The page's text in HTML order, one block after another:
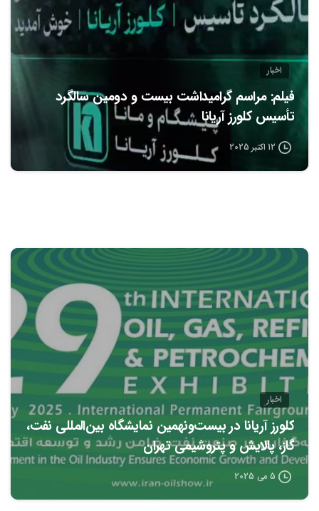
اخبار
فیلم: مراسم گرامیداشت بیست و دومین سالگرد
تأسیس کلورز آریانا
12 اکتبر 2025
اخبار
کلورز آریانا در بیست‌ونهمین نمایشگاه بین‌المللی نفت،
گاز، پالایش و پتروشیمی تهران
5 می 2025